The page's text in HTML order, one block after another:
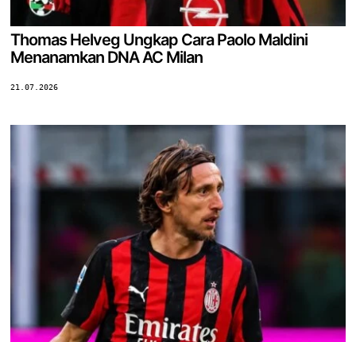
Thomas Helveg Ungkap Cara Paolo Maldini
Menanamkan DNA AC Milan
21.07.2026